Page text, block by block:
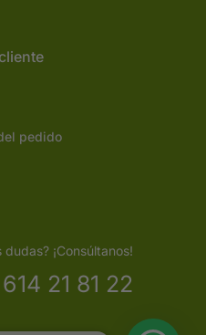
pedido
dudas? ¡Consúltanos!
21 81 22